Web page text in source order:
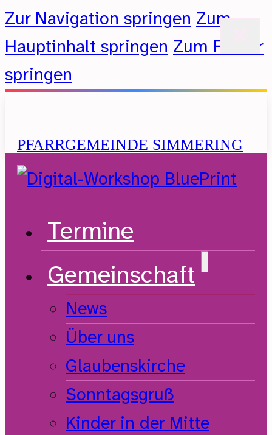
Zur Navigation springen Zum
Hauptinhalt springen Zum Footer
springen
PFARRGEMEINDE SIMMERING
Termine
Gemeinschaft
News
Über uns
Glaubenskirche
Sonntagsgruß
Kinder in der Mitte